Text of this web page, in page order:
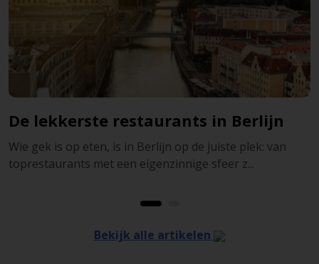
De best bezochte musea in Berlijn
Wist u dat Berlijn meer dan 175 opmerkelijke, leuke
interessante musea heeft? De geschiedenis hee...
Bekijk alle artikelen